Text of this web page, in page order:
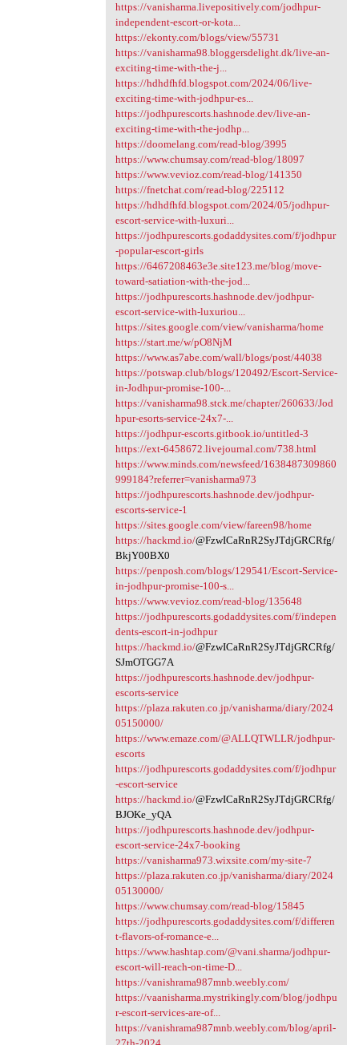
https://vanisharma.livepositively.com/jodhpur-
independent-escort-or-kota...
https://ekonty.com/blogs/view/55731
https://vanisharma98.bloggersdelight.dk/live-an-
exciting-time-with-the-j...
https://hdhdfhfd.blogspot.com/2024/06/live-
exciting-time-with-jodhpur-es...
https://jodhpurescorts.hashnode.dev/live-an-
exciting-time-with-the-jodhp...
https://doomelang.com/read-blog/3995
https://www.chumsay.com/read-blog/18097
https://www.vevioz.com/read-blog/141350
https://fnetchat.com/read-blog/225112
https://hdhdfhfd.blogspot.com/2024/05/jodhpur-
escort-service-with-luxuri...
https://jodhpurescorts.godaddysites.com/f/jodhpur
-popular-escort-girls
https://6467208463e3e.site123.me/blog/move-
toward-satiation-with-the-jod...
https://jodhpurescorts.hashnode.dev/jodhpur-
escort-service-with-luxuriou...
https://sites.google.com/view/vanisharma/home
https://start.me/w/pO8NjM
https://www.as7abe.com/wall/blogs/post/44038
https://potswap.club/blogs/120492/Escort-Service-
in-Jodhpur-promise-100-...
https://vanisharma98.stck.me/chapter/260633/Jod
hpur-esorts-service-24x7-...
https://jodhpur-escorts.gitbook.io/untitled-3
https://ext-6458672.livejournal.com/738.html
https://www.minds.com/newsfeed/1638487309860
999184?referrer=vanisharma973
https://jodhpurescorts.hashnode.dev/jodhpur-
escorts-service-1
https://sites.google.com/view/fareen98/home
https://hackmd.io/@FzwICaRnR2SyJTdjGRCRfg/
BkjY00BX0
https://penposh.com/blogs/129541/Escort-Service-
in-jodhpur-promise-100-s...
https://www.vevioz.com/read-blog/135648
https://jodhpurescorts.godaddysites.com/f/indepen
dents-escort-in-jodhpur
https://hackmd.io/@FzwICaRnR2SyJTdjGRCRfg/
SJmOTGG7A
https://jodhpurescorts.hashnode.dev/jodhpur-
escorts-service
https://plaza.rakuten.co.jp/vanisharma/diary/2024
05150000/
https://www.emaze.com/@ALLQTWLLR/jodhpur-
escorts
https://jodhpurescorts.godaddysites.com/f/jodhpur
-escort-service
https://hackmd.io/@FzwICaRnR2SyJTdjGRCRfg/
BJOKe_yQA
https://jodhpurescorts.hashnode.dev/jodhpur-
escort-service-24x7-booking
https://vanisharma973.wixsite.com/my-site-7
https://plaza.rakuten.co.jp/vanisharma/diary/2024
05130000/
https://www.chumsay.com/read-blog/15845
https://jodhpurescorts.godaddysites.com/f/differen
t-flavors-of-romance-e...
https://www.hashtap.com/@vani.sharma/jodhpur-
escort-will-reach-on-time-D...
https://vanishrama987mnb.weebly.com/
https://vaanisharma.mystrikingly.com/blog/jodhpu
r-escort-services-are-of...
https://vanishrama987mnb.weebly.com/blog/april-